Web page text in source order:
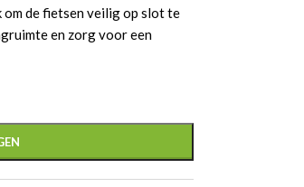
om de fietsen veilig op slot te
en zorg voor een